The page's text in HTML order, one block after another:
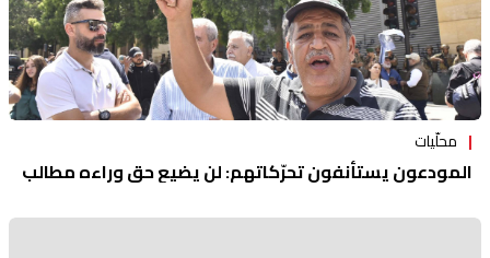
محلّيات
المودعون يستأنفون تحرّكاتهم: لن يضيع حق وراءه مطالب